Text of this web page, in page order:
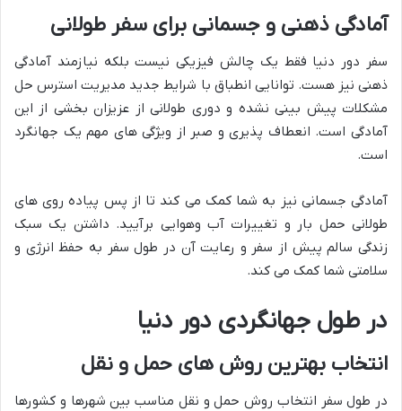
آمادگی ذهنی و جسمانی برای سفر طولانی
سفر دور دنیا فقط یک چالش فیزیکی نیست بلکه نیازمند آمادگی
ذهنی نیز هست. توانایی انطباق با شرایط جدید مدیریت استرس حل
مشکلات پیش بینی نشده و دوری طولانی از عزیزان بخشی از این
آمادگی است. انعطاف پذیری و صبر از ویژگی های مهم یک جهانگرد
است.
آمادگی جسمانی نیز به شما کمک می کند تا از پس پیاده روی های
طولانی حمل بار و تغییرات آب وهوایی برآیید. داشتن یک سبک
زندگی سالم پیش از سفر و رعایت آن در طول سفر به حفظ انرژی و
سلامتی شما کمک می کند.
در طول جهانگردی دور دنیا
انتخاب بهترین روش های حمل و نقل
در طول سفر انتخاب روش حمل و نقل مناسب بین شهرها و کشورها